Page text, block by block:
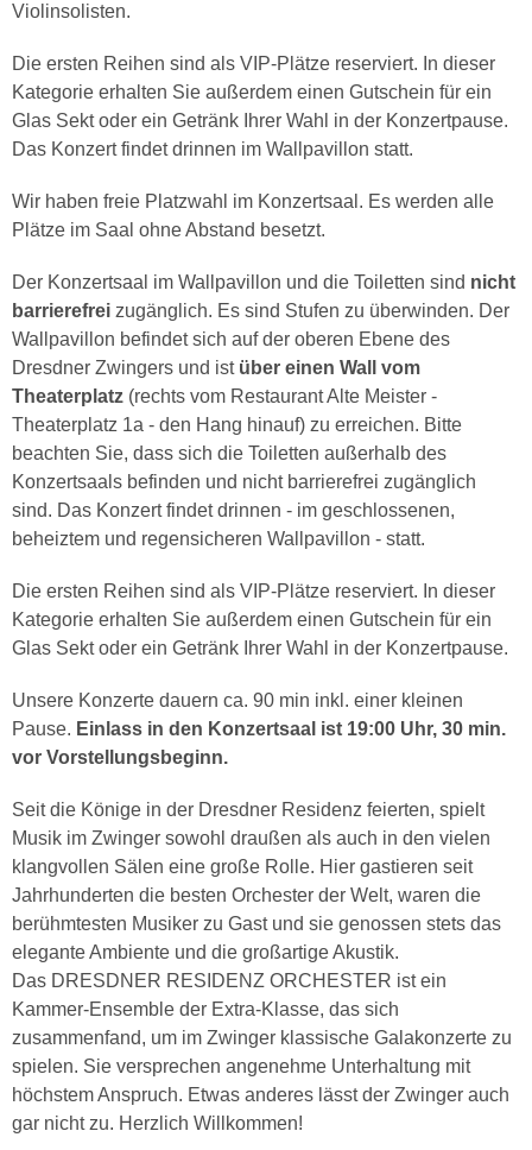
Violinsolisten.
Die ersten Reihen sind als VIP-Plätze reserviert. In dieser
Kategorie erhalten Sie außerdem einen Gutschein für ein
Glas Sekt oder ein Getränk Ihrer Wahl in der Konzertpause.
Das Konzert findet drinnen im Wallpavillon statt.
Wir haben freie Platzwahl im Konzertsaal. Es werden alle
Plätze im Saal ohne Abstand besetzt.
Der Konzertsaal im Wallpavillon und die Toiletten sind nicht
barrierefrei zugänglich. Es sind Stufen zu überwinden. Der
Wallpavillon befindet sich auf der oberen Ebene des
Dresdner Zwingers und ist über einen Wall vom
Theaterplatz (rechts vom Restaurant Alte Meister -
Theaterplatz 1a - den Hang hinauf) zu erreichen. Bitte
beachten Sie, dass sich die Toiletten außerhalb des
Konzertsaals befinden und nicht barrierefrei zugänglich
sind. Das Konzert findet drinnen - im geschlossenen,
beheiztem und regensicheren Wallpavillon - statt.
Die ersten Reihen sind als VIP-Plätze reserviert. In dieser
Kategorie erhalten Sie außerdem einen Gutschein für ein
Glas Sekt oder ein Getränk Ihrer Wahl in der Konzertpause.
Unsere Konzerte dauern ca. 90 min inkl. einer kleinen
Pause. Einlass in den Konzertsaal ist 19:00 Uhr, 30 min.
vor Vorstellungsbeginn.
Seit die Könige in der Dresdner Residenz feierten, spielt
Musik im Zwinger sowohl draußen als auch in den vielen
klangvollen Sälen eine große Rolle. Hier gastieren seit
Jahrhunderten die besten Orchester der Welt, waren die
berühmtesten Musiker zu Gast und sie genossen stets das
elegante Ambiente und die großartige Akustik.
Das DRESDNER RESIDENZ ORCHESTER ist ein
Kammer-Ensemble der Extra-Klasse, das sich
zusammenfand, um im Zwinger klassische Galakonzerte zu
spielen. Sie versprechen angenehme Unterhaltung mit
höchstem Anspruch. Etwas anderes lässt der Zwinger auch
gar nicht zu. Herzlich Willkommen!